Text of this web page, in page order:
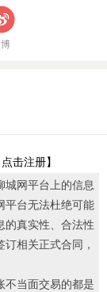
点击注册】
城网平台上的信息
平台无法杜绝可能
的真实性、合法性
相关正式合同，
不当面交易的都是